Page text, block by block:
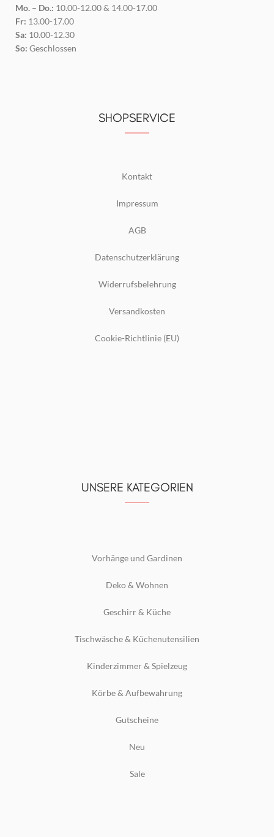
Mo. – Do.: 10.00-12.00 & 14.00-17.00
Fr: 13.00-17.00
Sa: 10.00-12.30
So: Geschlossen
SHOPSERVICE
Kontakt
Impressum
AGB
Datenschutzerklärung
Widerrufsbelehrung
Versandkosten
Cookie-Richtlinie (EU)
UNSERE KATEGORIEN
Vorhänge und Gardinen
Deko & Wohnen
Geschirr & Küche
Tischwäsche & Küchenutensilien
Kinderzimmer & Spielzeug
Körbe & Aufbewahrung
Gutscheine
Neu
Sale